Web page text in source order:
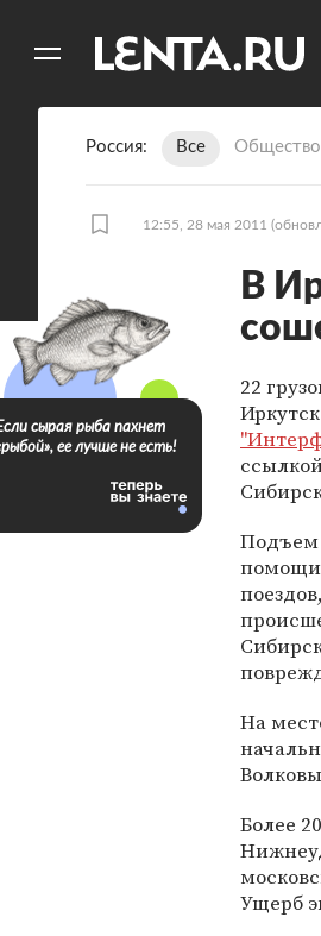
Россия Все Общество
12:55, 28 мая 2011
В
22
Подъем
помощи
На
Более
Ущерб
сырая рыба пахнет
ее лучше не есть!